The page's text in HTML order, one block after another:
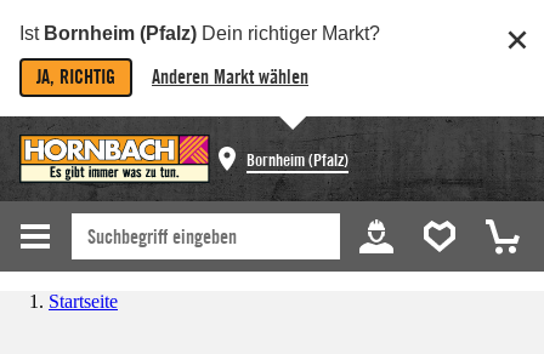
Ist Bornheim (Pfalz) Dein richtiger Markt?
JA, RICHTIG Anderen Markt wählen
Bornheim (Pfalz)
Startseite